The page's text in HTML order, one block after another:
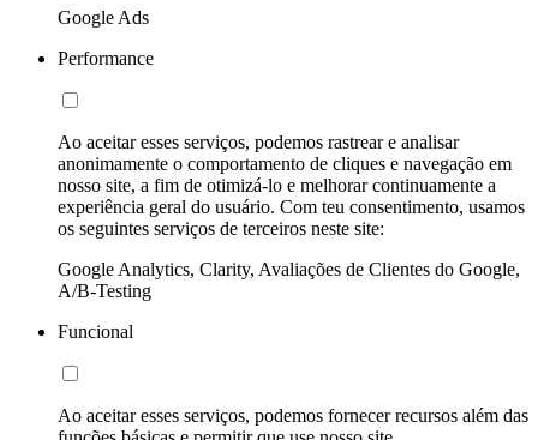
Google Ads
Performance
Ao aceitar esses serviços, podemos rastrear e analisar
anonimamente o comportamento de cliques e navegação em
nosso site, a fim de otimizá-lo e melhorar continuamente a
experiência geral do usuário. Com teu consentimento, usamos
os seguintes serviços de terceiros neste site:
Google Analytics, Clarity, Avaliações de Clientes do Google,
A/B-Testing
Funcional
Ao aceitar esses serviços, podemos fornecer recursos além das